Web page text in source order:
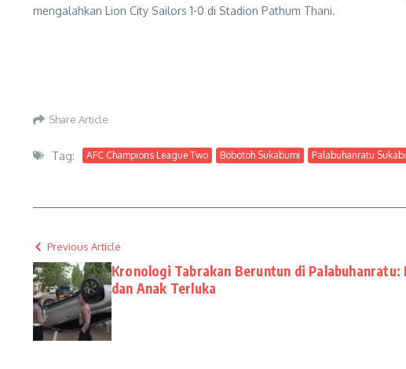
mengalahkan Lion City Sailors 1-0 di Stadion Pathum Thani.
Share Article
Tag: AFC Champions League Two Bobotoh Sukabumi Palabuhanratu
Previous Article
Kronologi Tabrakan Beruntun di Palabuhanratu:
dan Anak Terluka